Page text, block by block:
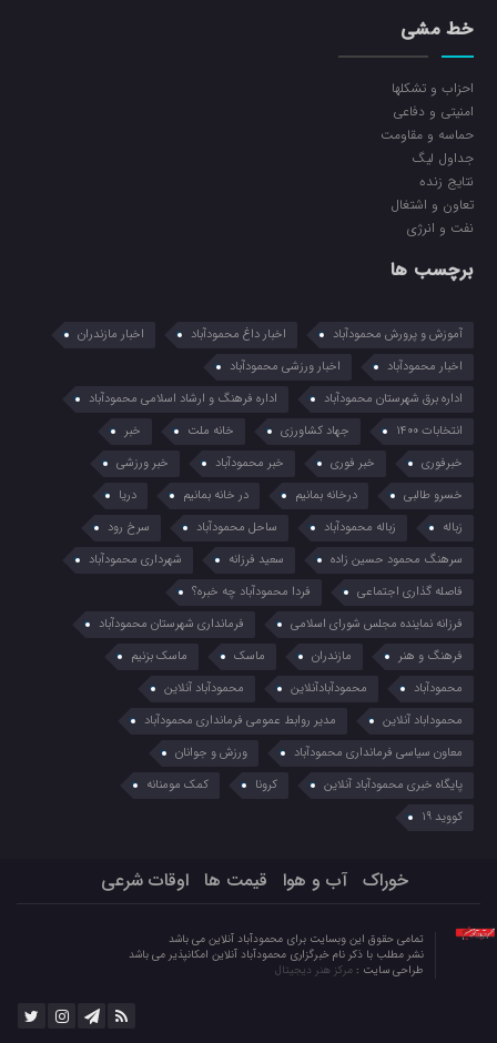
خط مشی
احزاب و تشکلها
امنیتی و دفاعی
حماسه و مقاومت
جداول لیگ
نتایج زنده
تعاون و اشتغال
نفت و انرژی
برچسب ها
آموزش و پرورش محمودآباد اخبار داغ محمودآباد
اخبار مازندران
اخبار محمودآباد
اخبار ورزشی محمودآباد
اداره برق شهرستان محمودآباد
اداره فرهنگ و ارشاد اسلامی محمودآباد
انتخابات 1400
جهاد کشاورزی خانه ملت
خبر
خبرفوری
خبر فوری خبر محمودآباد
خبر ورزشی
خسرو طالبی
درخانه بمانیم در خانه بمانیم
دریا
زباله
زباله محمودآباد ساحل محمودآباد
سرخ رود
سرهنگ محمود حسین زاده
سعید فرزانه
شهرداری محمودآباد
فاصله گذاری اجتماعی
فردا محمودآباد چه خبره؟
فرزانه نماینده مجلس شورای اسلامی
فرمانداری شهرستان محمودآباد
فرهنگ و هنر
مازندران ماسک
ماسک بزنیم
محمودآباد
محمودآبادآنلاین
محمودآباد آنلاین
محموداباد آنلاین
مدیر روابط عمومی فرمانداری محمودآباد
معاون سیاسی فرمانداری محمودآباد
ورزش و جوانان
پایگاه خبری محمودآباد آنلاین
کرونا
کمک مومنانه
کووید 19
خوراک آب و هوا قیمت ها اوقات شرعی
تمامی حقوق این وبسایت برای محمودآباد آنلاین می باشد
نشر مطلب با ذکر نام خبرگزاری محمودآباد آنلاین امکانپذیر می باشد
طراحی سایت : مرکز هنر دیجیتال